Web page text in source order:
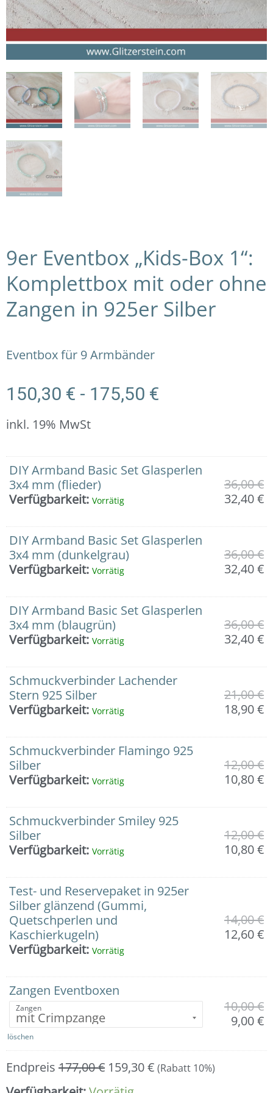
9er Eventbox „Kids-Box 1“:
Komplettbox mit oder ohne
Zangen in 925er Silber
Eventbox für 9 Armbänder
150,30 € - 175,50 €
inkl. 19% MwSt
DIY Armband Basic Set Glasperlen
3x4 mm (flieder)
Verfügbarkeit: Vorrätig
36,00€
32,40€
DIY Armband Basic Set Glasperlen
3x4 mm (dunkelgrau)
Verfügbarkeit: Vorrätig
36,00€
32,40€
DIY Armband Basic Set Glasperlen
3x4 mm (blaugrün)
Verfügbarkeit: Vorrätig
36,00€
32,40€
Schmuckverbinder Lachender
Stern 925 Silber
Verfügbarkeit: Vorrätig
21,00€
18,90€
Schmuckverbinder Flamingo 925
Silber
Verfügbarkeit: Vorrätig
12,00€
10,80€
Schmuckverbinder Smiley 925
Silber
Verfügbarkeit: Vorrätig
12,00€
10,80€
Test- und Reservepaket in 925er
Silber glänzend (Gummi,
Quetschperlen und
Kaschierkugeln)
Verfügbarkeit: Vorrätig
14,00€
12,60€
Zangen Eventboxen
Zangen
löschen
10,00€
9,00€
Endpreis 177,00€ 159,30€ (Rabatt 10%)
9er
Eventbox
"Kids-
Box
Komplettbox
mit
oder
Zangen
in
925er
Silber